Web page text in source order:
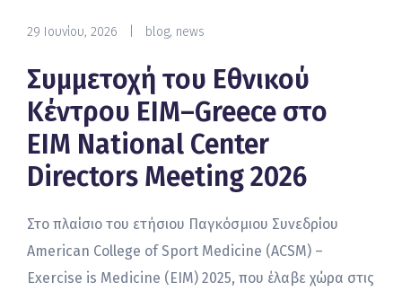
29 Ιουνίου, 2026 blog, news
Συμμετοχή του Εθνικού
Κέντρου ΕΙΜ–Greece στο
EIM National Center
Directors Meeting 2026
Στο πλαίσιο του ετήσιου Παγκόσμιου Συνεδρίου
American College of Sport Medicine (ACSM) –
Exercise is Medicine (EIM) 2025, που έλαβε χώρα στις